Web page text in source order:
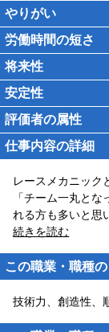
やりがい
労働時間の短さ
将来性
安定性
評価者の属性
仕事内容の詳細
レースメカニック
「チーム一丸と
れる方も多いと思
続きを読む
この職業・職種
技術力、創造性、